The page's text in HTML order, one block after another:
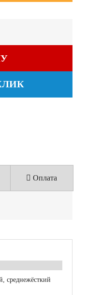
Оплата
среднежёсткий